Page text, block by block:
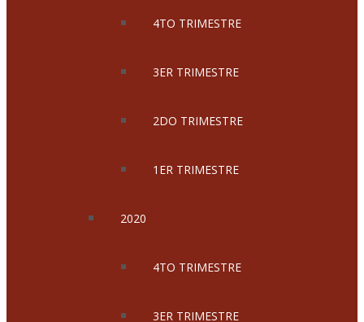
4TO TRIMESTRE
3ER TRIMESTRE
2DO TRIMESTRE
1ER TRIMESTRE
2020
4TO TRIMESTRE
3ER TRIMESTRE